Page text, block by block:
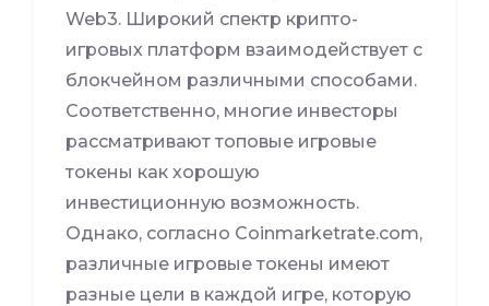
Web3. Широкий спектр крипто-
игровых платформ взаимодействует с
блокчейном различными способами.
Соответственно, многие инвесторы
рассматривают топовые игровые
токены как хорошую
инвестиционную возможность.
Однако, согласно Coinmarketrate.com,
различные игровые токены имеют
разные цели в каждой игре, которую